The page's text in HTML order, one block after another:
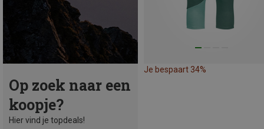
Op zoek naar een
koopje?
Hier vind je topdeals!
Je bespaart 34%